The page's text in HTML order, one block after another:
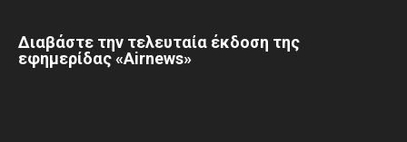
Διαβάστε την τελευταία έκδοση της
εφημερίδας «Airnews»